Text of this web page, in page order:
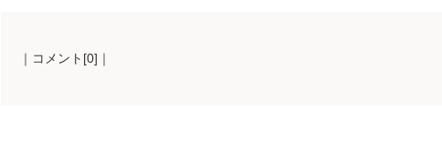
｜コメント[0]｜